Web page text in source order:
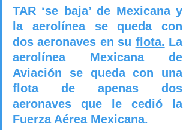
TAR ‘se baja’ de Mexicana y
la aerolínea se queda con
dos aeronaves en su flota. La
aerolínea Mexicana de
Aviación se queda con una
flota de apenas dos
aeronaves que le cedió la
Fuerza Aérea Mexicana.